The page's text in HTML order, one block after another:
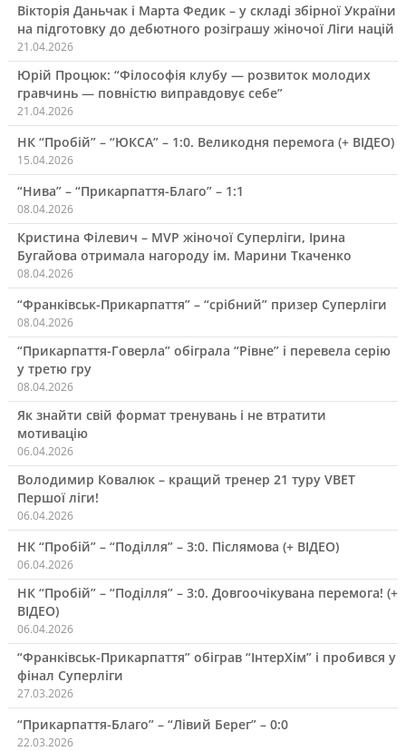
Вікторія Даньчак і Марта Федик – у складі збірної України
на підготовку до дебютного розіграшу жіночої Ліги націй
21.04.2026
Юрій Процюк: “Філософія клубу — розвиток молодих
гравчинь — повністю виправдовує себе”
21.04.2026
НК “Пробій” – “ЮКСА” – 1:0. Великодня перемога (+ ВІДЕО)
15.04.2026
“Нива” – “Прикарпаття-Благо” – 1:1
08.04.2026
Кристина Філевич – MVP жіночої Суперліги, Ірина
Бугайова отримала нагороду ім. Марини Ткаченко
08.04.2026
“Франківськ-Прикарпаття” – “срібний” призер Суперліги
08.04.2026
“Прикарпаття-Говерла” обіграла “Рівне” і перевела серію
у третю гру
08.04.2026
Як знайти свій формат тренувань і не втратити
мотивацію
06.04.2026
Володимир Ковалюк – кращий тренер 21 туру VBET
Першої ліги!
06.04.2026
НК “Пробій” – “Поділля” – 3:0. Післямова (+ ВІДЕО)
06.04.2026
НК “Пробій” – “Поділля” – 3:0. Довгоочікувана перемога! (+
ВІДЕО)
06.04.2026
“Франківськ-Прикарпаття” обіграв “ІнтерХім” і пробився у
фінал Суперліги
27.03.2026
“Прикарпаття-Благо” – “Лівий Берег” – 0:0
22.03.2026